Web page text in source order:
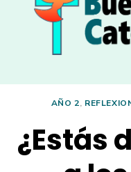
AÑO 2,
¿Estás